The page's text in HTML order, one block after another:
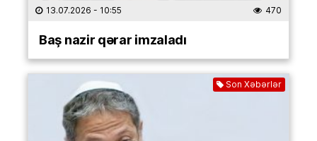
13.07.2026 - 10:55 470
Baş nazir qərar imzaladı
Son Xəbərlər